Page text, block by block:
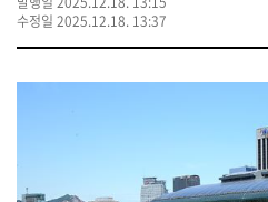
소
통
포
수정일 2025.12.18. 13:37